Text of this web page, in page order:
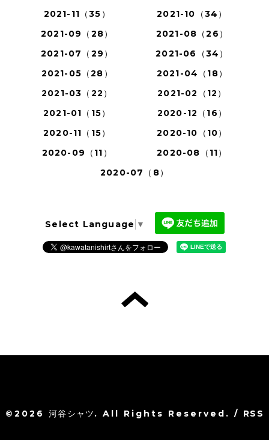
2021-11（35）
2021-10（34）
2021-09（28）
2021-08（26）
2021-07（29）
2021-06（34）
2021-05（28）
2021-04（18）
2021-03（22）
2021-02（12）
2021-01（15）
2020-12（16）
2020-11（15）
2020-10（10）
2020-09（11）
2020-08（11）
2020-07（8）
Select Language ▼
©2026河谷シャツ. All Rights Reserved. / RSS